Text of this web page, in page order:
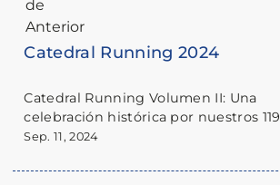
Catedral Running 2024
Catedral Running Volumen II: Una
celebración histórica por nuestros 119
años
Sep. 11, 2024